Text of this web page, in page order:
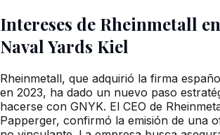
Intereses de Rheinmetall
Naval Yards Kiel
Rheinmetall, que adquirió la firma
en 2023, ha dado un nuevo paso
hacerse con GNYK. El CEO de
Papperger, confirmó la emisión de una